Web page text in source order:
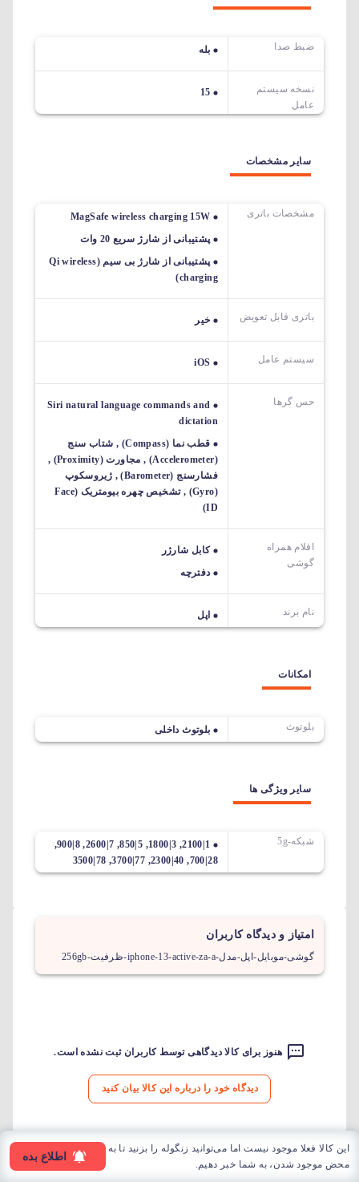
ضبط صدا بله
نسخه سیستم
عامل
15
سایر مشخصات
مشخصات باتری
MagSafe wireless charging 15W
پشتیبانی از شارژ سریع 20 وات
پشتیبانی از شارژ بی سیم (Qi wireless
charging)
باتری قابل تعویض خیر
سیستم عامل iOS
حس گرها
Siri natural language commands and
dictation
قطب نما (Compass) , شتاب سنج
(Accelerometer) , مجاورت (Proximity) ,
فشارسنج (Barometer) , ژیروسکوپ
(Gyro) , تشخیص چهره بیومتریک (Face
ID)
اقلام همراه
گوشی
کابل شارژر
دفترچه
نام برند اپل
امکانات
بلوتوث بلوتوث داخلی
سایر ویژگی ها
شبکه-5g
1|2100, 3|1800, 5|850, 7|2600, 8|900,
28|700, 40|2300, 77|3700, 78|3500
امتیاز و دیدگاه کاربران
گوشی-موبایل-اپل-مدل-iphone-13-active-za-a-ظرفیت-256gb
هنوز برای کالا دیدگاهی توسط کاربران ثبت نشده است.
دیدگاه خود را درباره این کالا بیان کنید
این کالا فعلا موجود نیست اما می‌توانید زنگوله را بزنید تا به
محض موجود شدن، به شما خبر دهیم.
اطلاع بده